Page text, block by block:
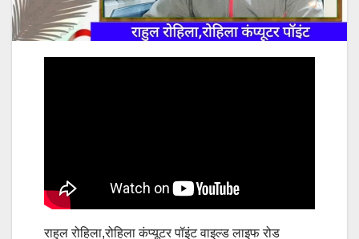
राहुल रोहिला,रोहिला कंप्यूटर पॉइंट वाइल्ड लाइफ रोड